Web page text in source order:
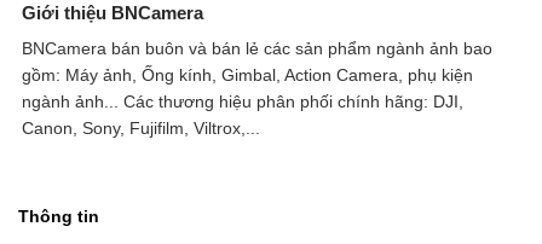
Giới thiệu BNCamera
BNCamera bán buôn và bán lẻ các sản phẩm ngành ảnh bao
gồm: Máy ảnh, Ống kính, Gimbal, Action Camera, phụ kiện
ngành ảnh...
Các thương hiệu phân phối chính hãng: DJI,
Canon, Sony, Fujifilm, Viltrox,...
Thông tin